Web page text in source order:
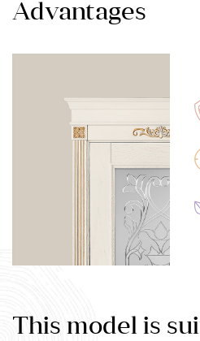
Advantages
This model is